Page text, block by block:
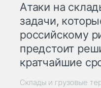
Атаки на
задачи,
российскому
предстоит
кратчайшие
Склады и грузовые